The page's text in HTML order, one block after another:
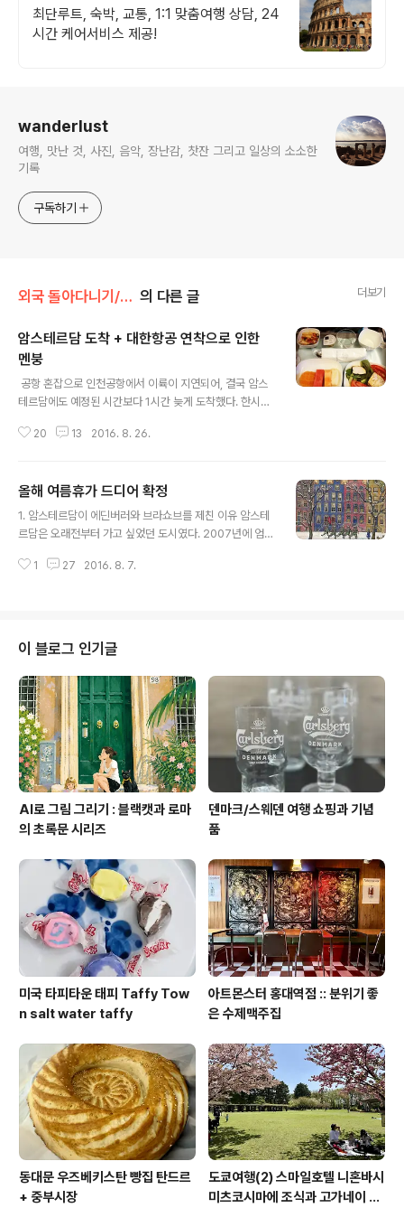
최단루트, 숙박, 교통, 1:1 맞춤여행 상담, 24
시간 케어서비스 제공!
wanderlust
여행, 맛난 것, 사진, 음악, 장난감, 찻잔 그리고 일상의 소소한
기록
구독하기
외국 돌아다니기/2016.08 The Netherlands 의 다른 글 더보기
암스테르담 도착 + 대한항공 연착으로 인한
멘붕
​​​​ 공항 혼잡으로 인천공항에서 이륙이 지연되어, 결국 암스
테르담에도 예정된 시간보다 1시간 늦게 도착했다. 한시간
있어서, 공항에서 기차를 타고 암스테르담 센트럴에 도착
유로인데, 8.1유로를 들여야하는-크게 차이 나지 않지만
훨씬 불편한-대중교통편으로 직접 호텔에 찾아가기로 마
음 먹은 건 중앙역에 들려 다음날부터 사용할 교통 7일권
로 망했어요. 공항 활주로가 붐벼서 그런 거니 대한항공 잘
20 13 2016. 8. 26.
올해 여름휴가 드디어 확정
1. 암스테르담이 에딘버러와 브라쇼브를 제친 이유 암스테
르담은 오래전부터 가고 싶었던 도시였다. 2007년에 엄마
많은 고민을 하기도 했었다. 주위 사람들의 반응은 "아니
다. 그때 그 파리 여행은 즐거웠지만, 그래도 암스테르담에
가지 못한 것이 두고두고 아쉬웠었다. 그러다 10년이 지난
이제서야 암스테르담에 가기로 전격 결정. 그 사이에 유럽
을 6번이나 다녀왔는데도 아직도 가지 못한 건 너무하다는
생각이 들었다. 좋든 나쁘든 10년동안 가고 싶어했으면 가
는 게 맞다고 본..
1 27 2016. 8. 7.
이 블로그 인기글
AI로 그림 그리기 : 블랙캣과 로마
의 초록문 시리즈
덴마크/스웨덴 여행 쇼핑과 기념
품
미국 타피타운 태피 Taffy Tow
n salt water taffy
아트몬스터 홍대역점 :: 분위기 좋
은 수제맥주집
동대문 우즈베키스탄 빵집 탄드르
+ 중부시장
도쿄여행(2) 스마일호텔 니혼바시
미츠코시마에 조식과 고가네이 공